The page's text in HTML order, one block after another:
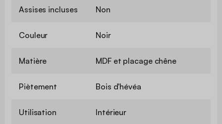
Assises incluses Non
Couleur Noir
Matière MDF et placage chêne
Piètement Bois d'hévéa
Utilisation Intérieur